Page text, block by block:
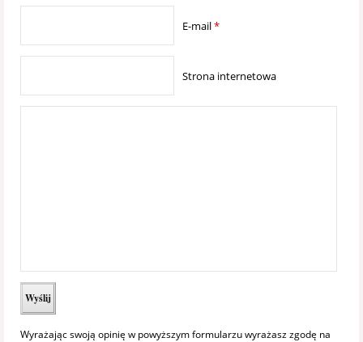
E-mail*
Strona internetowa
Wyrażając swoją opinię w powyższym formularzu wyrażasz zgodę na